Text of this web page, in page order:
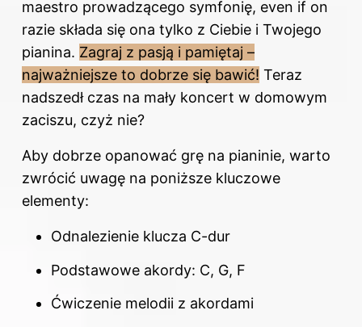
maestro prowadzącego symfonię, even if on
razie składa się ona tylko z Ciebie i Twojego
pianina. Zagraj z pasją i pamiętaj –
najważniejsze to dobrze się bawić! Teraz
nadszedł czas na mały koncert w domowym
zaciszu, czyż nie?
Aby dobrze opanować grę na pianinie, warto
zwrócić uwagę na poniższe kluczowe
elementy:
Odnalezienie klucza C-dur
Podstawowe akordy: C, G, F
Ćwiczenie melodii z akordami